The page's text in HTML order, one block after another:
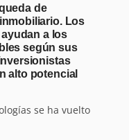
de
Los
a los
según sus
alto potencial
se ha vuelto